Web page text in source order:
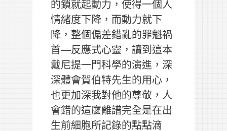
的鎖就起動力，使得一個人
情緒度下降，而動力就下
降，整個偏差錯亂的罪魁禍
首—反應式心靈，讀到這本
戴尼提一門科學的演進，深
深體會賀伯特先生的用心，
也更加深我對他的尊敬，人
會錯的這麼離譜完全是在出
生前細胞所記錄的點點滴